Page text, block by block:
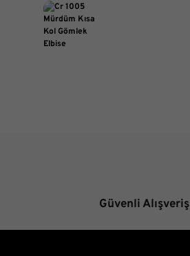
Güvenli Alışveriş